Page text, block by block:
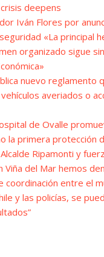
deepens
Iván Flores por
«La principal
organizado sigue
nuevo reglamento
averiados o
de Ovalle
la primera protección
Ripamonti y
Viña del Mar hemos
coordinación entre el
y las policías, se